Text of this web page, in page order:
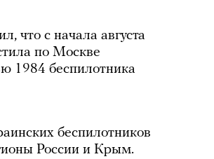
что с начала августа
по Москве
1984 беспилотника
беспилотников
России и Крым.